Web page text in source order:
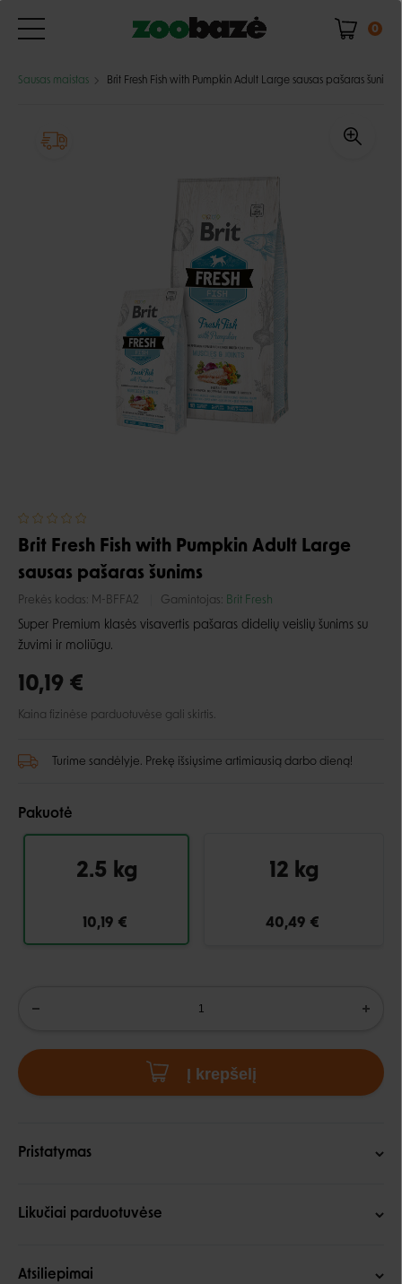
0
Sausas maistas Brit Fresh Fish with Pumpkin Adult Large sausas pašaras šunims
Brit Fresh Fish with Pumpkin Adult Large
sausas pašaras šunims
Prekės kodas: M-BFFA2 Gamintojas: Brit Fresh
Super Premium klasės visavertis pašaras didelių veislių šunims su
žuvimi ir moliūgu.
10,19 €
Kaina fizinėse parduotuvėse gali skirtis.
Turime sandėlyje. Prekę išsiųsime artimiausią darbo dieną!
Pakuotė
2.5 kg
10,19 €
12 kg
40,49 €
Į krepšelį
Pristatymas
Likučiai parduotuvėse
Atsiliepimai